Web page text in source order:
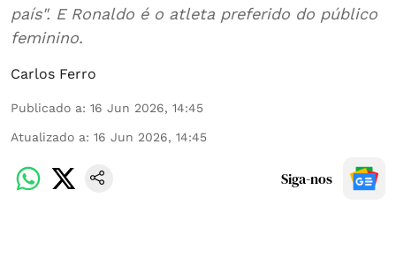
país". E Ronaldo é o atleta preferido do público
feminino.
Carlos Ferro
Publicado a: 16 Jun 2026, 14:45
Atualizado a: 16 Jun 2026, 14:45
Siga-nos